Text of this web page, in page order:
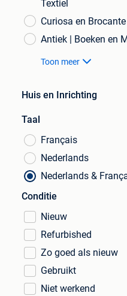
Textiel
Curiosa en Brocante
Antiek | Boeken en
Toon meer
Huis en Inrichting
Taal
Français
Nederlands
Nederlands &
Conditie
Nieuw
Refurbished
Zo goed als nieuw
Gebruikt
Niet werkend